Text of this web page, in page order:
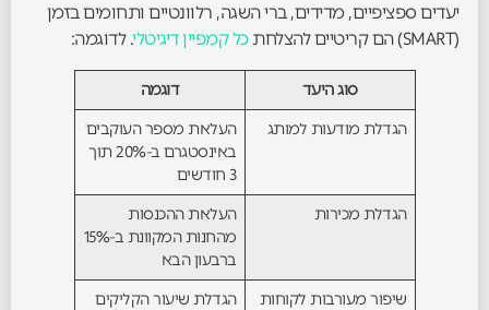
יעדים ספציפיים, מדידים, ברי השגה, רלוונטיים ותחומים בזמן
(SMART) הם קריטיים להצלחת
כל קמפיין דיגיטלי. לדוגמה:
סוג היעד
דוגמה
הגדלת מודעות למותג
העלאת מספר העוקבים
באינסטגרם ב-20% תוך
3 חודשים
הגדלת מכירות
העלאת ההכנסות
מהחנות המקוונת ב-15%
ברבעון הבא
שיפור מעורבות לקוחות
הגדלת שיעור הקליקים